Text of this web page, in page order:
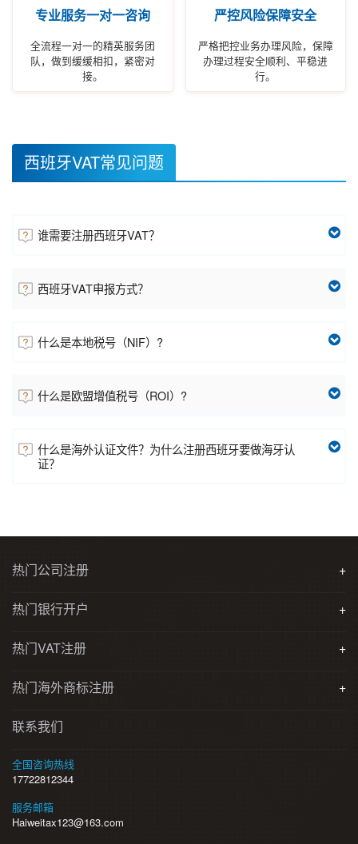
专业服务一对一咨询
全流程一对一的精英服务团
队，做到缓缓相扣，紧密对
接。
严控风险保障安全
严格把控业务办理风险，保障
办理过程安全顺利、平稳进
行。
西班牙VAT常见问题
谁需要注册西班牙VAT？
西班牙VAT申报方式？
什么是本地税号（NIF）?
什么是欧盟增值税号（ROI）?
什么是海外认证文件？为什么注册西班牙要做海牙认
证？
热门公司注册 +
热门银行开户 +
热门VAT注册 +
热门海外商标注册 +
联系我们
全国咨询热线
17722812344
服务邮箱
Haiweitax123@163.com